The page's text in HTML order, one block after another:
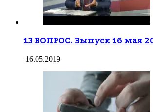
13 ВОПРОС. Выпуск 16 мая
16.05.2019